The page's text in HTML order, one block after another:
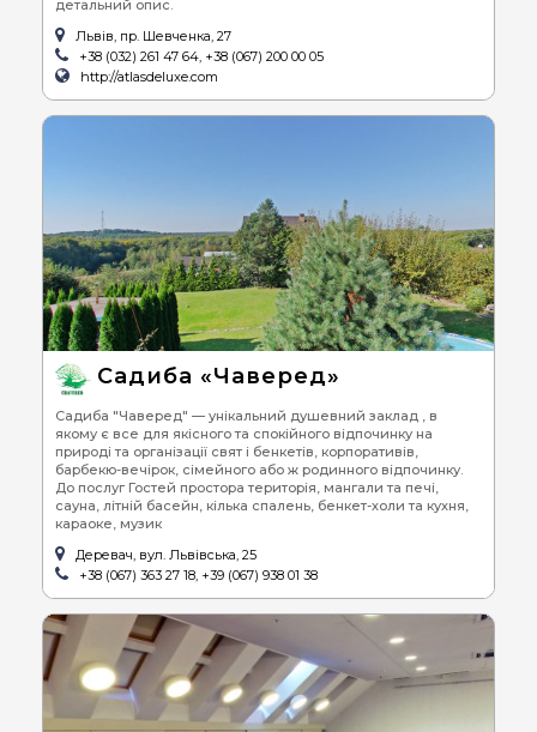
детальний опис.
Львів, пр. Шевченка, 27
+38 (032) 261 47 64, +38 (067) 200 00 05
http://atlasdeluxe.com
Садиба «Чаверед»
Садиба "Чаверед" — унікальний душевний заклад , в
якому є все для якісного та спокійного відпочинку на
природі та організації свят і бенкетів, корпоративів,
барбекю-вечірок, сімейного або ж родинного відпочинку.
До послуг Гостей простора територія, мангали та печі,
сауна, літній басейн, кілька спалень, бенкет-холи та кухня,
караоке, музик
Деревач, вул. Львівська, 25
+38 (067) 363 27 18, +39 (067) 938 01 38